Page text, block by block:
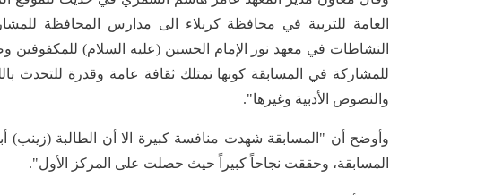
العامة للتربية في محافظة كربلاء الى مدارس المحافظة
النشاطات في معهد نور الإمام الحسين (عليه السلام)
للمشاركة في المسابقة كونها تمتلك ثقافة عامة وقدرة للتحدث
والنصوص الأدبية وغيرها".
وأوضح أن "المسابقة شهدت منافسة كبيرة الا أن الطالبة (زينب)
المسابقة، وحققت نجاحاً كبيراً حيث حصلت على المركز الأول".